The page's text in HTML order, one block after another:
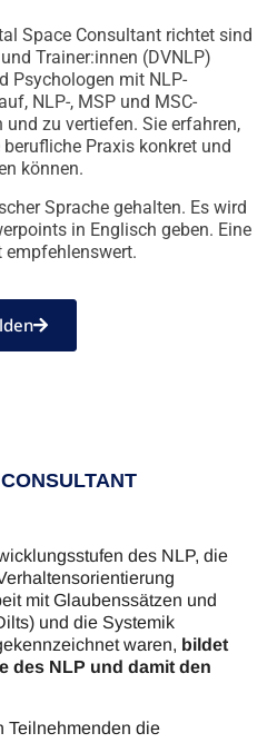
Space Consultant richtet sind
Trainer:innen (DVNLP)
Psychologen mit NLP-
NLP-, MSP und MSC-
zu vertiefen. Sie erfahren,
Praxis konkret und
können.
Sprache gehalten. Es wird
in Englisch geben. Eine
des NLP, die
mit Glaubenssätzen und
und die Systemik
waren, bildet
des NLP und damit den
Teilnehmenden die